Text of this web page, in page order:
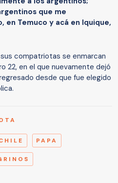
que me
en Temuco y acá en Iquique,
compatriotas se enmarcan
22, en el que nuevamente dejó
desde que fue elegido
PAPA